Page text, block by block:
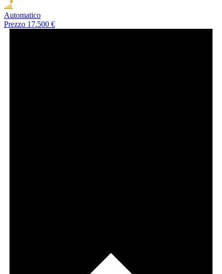
Automatico
Prezzo 17.500 €